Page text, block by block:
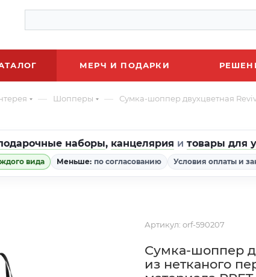
МЕРЧ И ПОДАРКИ
— Шопперы — Сумка-шоппер двухцветная
наборы, канцелярия и товары для
вида Меньше: по согласованию Условия оплаты и
Артикул: orf-590207
Сумка-шоппер
из нетканого